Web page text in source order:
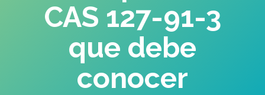
CAS 127-91-3
que debe
conocer